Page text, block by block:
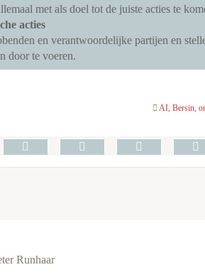
met als doel tot de juiste acties te
acties
en verantwoordelijke partijen en
door te voeren.
AI,Bersin,
Runhaar